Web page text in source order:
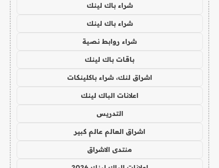
شراء باك لينك
شراء باك لينك
شراء روابط نصية
باقات باك لينك
اشراق لنك، شراء باكلينكات
اعلانات الباك لينك
التدريس
اشراق العالم عالم كبير
منتدى الاشراق